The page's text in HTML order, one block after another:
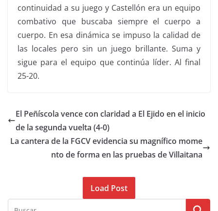
continuidad a su juego y Castellón era un equipo
combativo que buscaba siempre el cuerpo a
cuerpo. En esa dinámica se impuso la calidad de
las locales pero sin un juego brillante. Suma y
sigue para el equipo que continúa líder. Al final
25-20.
El Peñíscola vence con claridad a El Ejido en el inicio
de la segunda vuelta (4-0)
La cantera de la FGCV evidencia su magnífico mome
nto de forma en las pruebas de Villaitana
Load Post